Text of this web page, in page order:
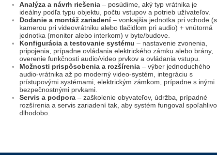
Analýza a návrh riešenia – posúdime, aký typ vrátnika je
ideálny podľa typu objektu, počtu vstupov a potrieb užívateľov.
Dodanie a montáž zariadení– vonkajšia jednotka pri vchode (s
kamerou pri videovrátniku alebo tlačidlom pri audio) + vnútorná
jednotka (monitor alebo interkom) v byte/budove.
Konfigurácia a testovanie systému – nastavenie zvonenia,
pripojenia, prípadne ovládania elektrického zámku alebo brány,
overenie funkčnosti audio/video prvkov a ovládania vstupu.
Možnosti prispôsobenia a rozšírenia – výber jednoduchého
audio-vrátnika až po moderný video-systém, integráciu s
prístupovými systémami, elektrickým zámkom, prípadne s inými
bezpečnostnými prvkami.
Servis a podpora – zaškolenie obyvateľov, údržba, prípadné
rozšírenia a servis zariadení tak, aby systém fungoval spoľahlivo
dlhodobo.